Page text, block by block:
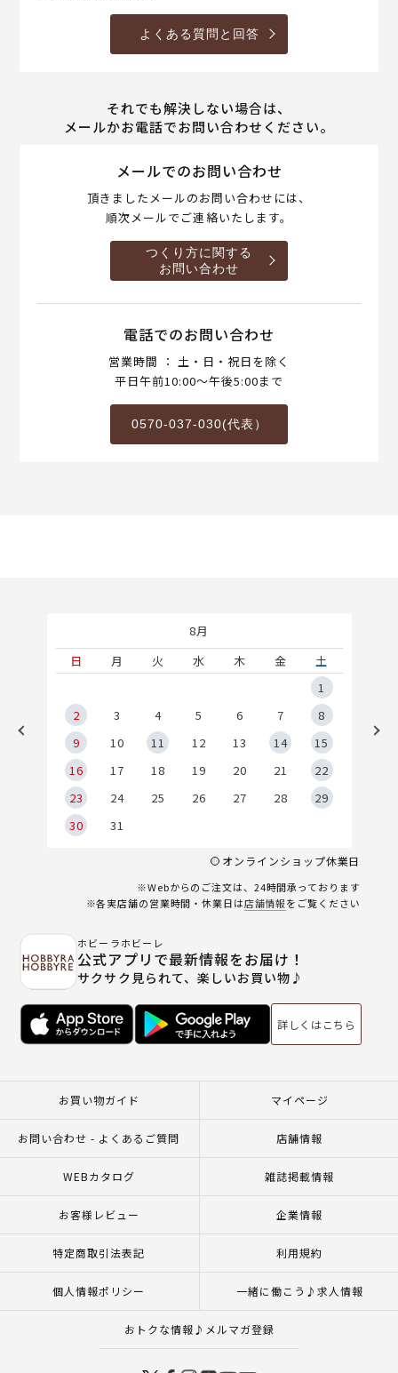
よくある質問と回答
それでも解決しない場合は、
メールかお電話でお問い合わせください。
メールでのお問い合わせ
頂きましたメールのお問い合わせには、
順次メールでご連絡いたします。
つくり方に関する
お問い合わせ
電話でのお問い合わせ
営業時間 ： 土・日・祝日を除く
平日午前10:00～午後5:00まで
0570-037-030(代表）
8月
日
月 火 水 木 金
土
1
2
3 4 5 6 7
8
9
10 11 12 13 14
15
16
17 18 19 20 21
22
23
24 25 26 27 28
29
30
31
オンラインショップ休業日
※Webからのご注文は、24時間承っております
※各実店舗の営業時間・休業日は店舗情報をご覧ください
ホビーラホビーレ
公式アプリで最新情報をお届け！
サクサク見られて、楽しいお買い物♪
詳しくはこちら
お買い物ガイド マイページ
お問い合わせ - よくあるご質問 店舗情報
WEBカタログ 雑誌掲載情報
お客様レビュー 企業情報
特定商取引法表記 利用規約
個人情報ポリシー 一緒に働こう♪求人情報
おトクな情報♪メルマガ登録